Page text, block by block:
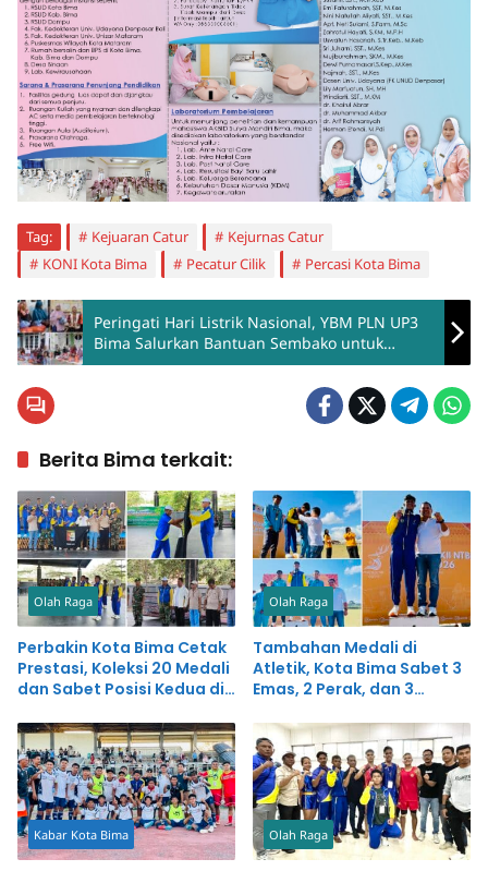
Tag: Kejuaran Catur
Kejurnas Catur
KONI Kota Bima
Pecatur Cilik Percasi Kota Bima
Peringati Hari Listrik Nasional, YBM PLN UP3
Bima Salurkan Bantuan Sembako untuk
Dhuafa
Berita Bima terkait:
Olah Raga
Perbakin Kota Bima Cetak
Prestasi, Koleksi 20 Medali
dan Sabet Posisi Kedua di
Olah Raga
Tambahan Medali di
Atletik, Kota Bima Sabet 3
Emas, 2 Perak, dan 3
Kabar Kota Bima Olah Raga